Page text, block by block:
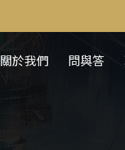
關於我們 問與答